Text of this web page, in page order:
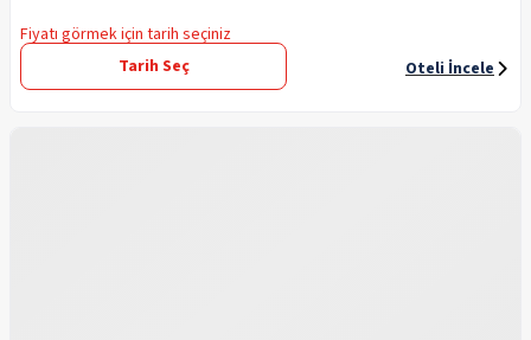
Fiyatı görmek için tarih seçiniz
Tarih Seç
Oteli İncele